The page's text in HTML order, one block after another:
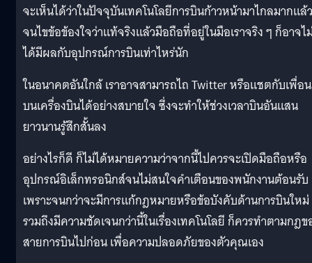
จะเห็นได้ว่าในปัจจุบันเทคโนโลยีการบินก้าวหน้ามาไกลมากแล้ว
จนไขข้อข้องใจว่าแท้จริงแล้วมือถือที่อยู่ในมือเราจริง ๆ ก็อาจไ
ได้มีผลกับอุปกรณ์การบินเท่าไหร่นัก
ในอนาคตอันใกล้ เราอาจสามารถไถ Twitter หรือแชตกับเพื่อน
บนเครื่องบินได้อย่างสบายใจ ซึ่งจะทำให้ช่วงเวลาบินอันแสน
ยาวนานรู้สึกสั้นลง
อย่างไรก็ดี ก็ไม่ได้หมายความว่าจากนี้ไปควรจะเปิดมือถือหรือ
อุปกรณ์อิเล็กทรอนิกส์จนไม่สนใจคำเตือนของพนักงานต้อนรับ
เพราะจนกว่าจะมีการแก้กฎหมายหรือข้อบังคับด้านการบินใหม่
รวมถึงมีความชัดเจนกว่านี้ในเรื่องเทคโนโลยี ก็ควรทำตามกฎข
สายการบินไปก่อน เพื่อความปลอดภัยของตัวคุณเอง